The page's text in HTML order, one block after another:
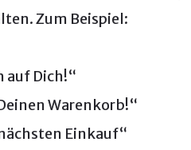
Zum Beispiel:
auf Dich!“
Warenkorb!“
Einkauf“